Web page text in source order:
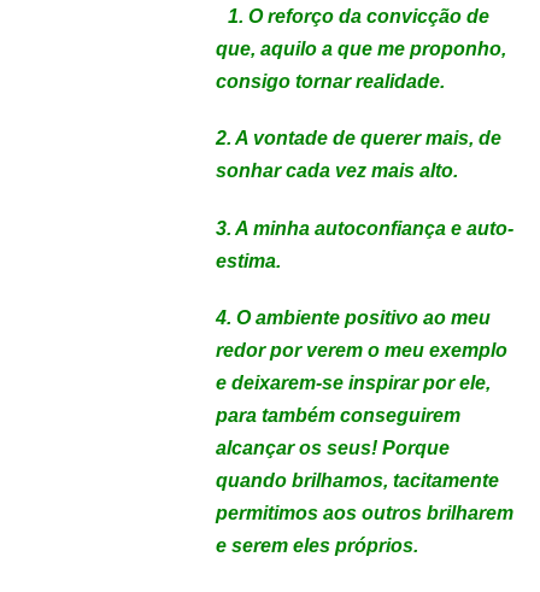
1. O reforço da convicção de
que, aquilo a que me proponho,
consigo tornar realidade.
2. A vontade de querer mais, de
sonhar cada vez mais alto.
3. A minha autoconfiança e auto-
estima.
4. O ambiente positivo ao meu
redor por verem o meu exemplo
e deixarem-se inspirar por ele,
para também conseguirem
alcançar os seus! Porque
quando brilhamos, tacitamente
permitimos aos outros brilharem
e serem eles próprios.